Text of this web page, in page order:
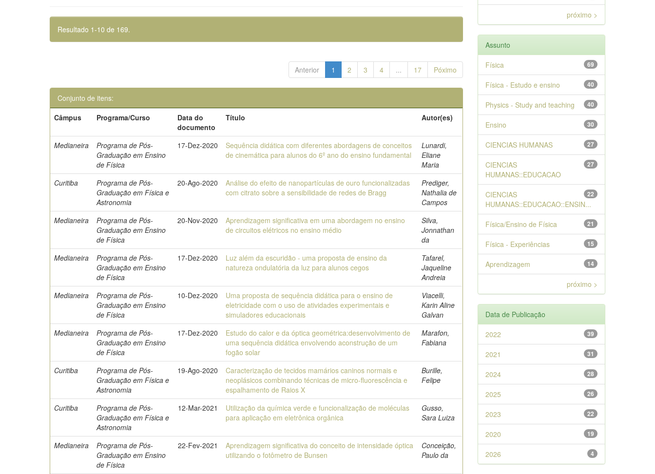
Resultado 1-10 de 169.
Anterior 1 2 3 4 ... 17 Póximo
Conjunto de itens:
Câmpus
Programa/Curso
Data do
documento
Título Autor(es)
Medianeira
Programa de Pós-
Graduação em Ensino
de Física
17-Dez-2020
Sequência didática com diferentes abordagens de conceitos
de cinemática para alunos do 6º ano do ensino fundamental
Lunardi,
Eliane
Maria
Curitiba
Programa de Pós-
Graduação em Física e
Astronomia
20-Ago-2020
Análise do efeito de nanopartículas de ouro funcionalizadas
com citrato sobre a sensibilidade de redes de Bragg
Prediger,
Nathalia de
Campos
Medianeira
Programa de Pós-
Graduação em Ensino
de Física
20-Nov-2020
Aprendizagem significativa em uma abordagem no ensino
de circuitos elétricos no ensino médio
Silva,
Jonnathan
da
Medianeira
Programa de Pós-
Graduação em Ensino
de Física
17-Dez-2020
Luz além da escuridão - uma proposta de ensino da
natureza ondulatória da luz para alunos cegos
Tafarel,
Jaqueline
Andreia
Medianeira
Programa de Pós-
Graduação em Ensino
de Física
10-Dez-2020
Uma proposta de sequência didática para o ensino de
eletricidade com o uso de atividades experimentais e
simuladores educacionais
Viacelli,
Karin Aline
Galvan
Medianeira
Programa de Pós-
Graduação em Ensino
de Física
17-Dez-2020
Estudo do calor e da óptica geométrica:desenvolvimento de
uma sequência didática envolvendo aconstrução de um
fogão solar
Marafon,
Fabiana
Curitiba
Programa de Pós-
Graduação em Física e
Astronomia
19-Ago-2020
Caracterização de tecidos mamários caninos normais e
neoplásicos combinando técnicas de micro-fluorescência e
espalhamento de Raios X
Burille,
Felipe
Curitiba
Programa de Pós-
Graduação em Física e
Astronomia
12-Mar-2021
Utilização da química verde e funcionalização de moléculas
para aplicação em eletrônica orgânica
Gusso,
Sara Luiza
Medianeira
Programa de Pós-
Graduação em Ensino
de Física
22-Fev-2021
Aprendizagem significativa do conceito de intensidade óptica
utilizando o fotômetro de Bunsen
Conceição,
Paulo da
próximo >
Assunto
69
Física
40
Física - Estudo e ensino
40
Physics - Study and teaching
30
Ensino
27
CIENCIAS HUMANAS
27
CIENCIAS
HUMANAS::EDUCACAO
22
CIENCIAS
HUMANAS::EDUCACAO::ENSIN...
21
Física/Ensino de Física
15
Física - Experiências
14
Aprendizagem
próximo >
Data de Publicação
39
2022
31
2021
28
2024
26
2025
22
2023
19
2020
4
2026